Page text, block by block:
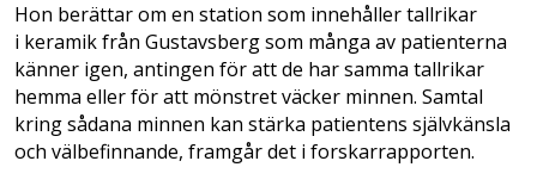
Hon berättar om en station som innehåller tallrikar
i keramik från Gustavsberg som många av patienterna
känner igen, antingen för att de har samma tallrikar
hemma eller för att mönstret väcker minnen. Samtal
kring sådana minnen kan stärka patientens självkänsla
och välbefinnande, framgår det i forskarrapporten.